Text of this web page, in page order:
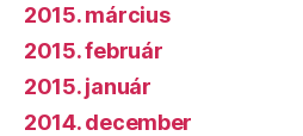
2015. március
2015. február
2015. január
2014. december